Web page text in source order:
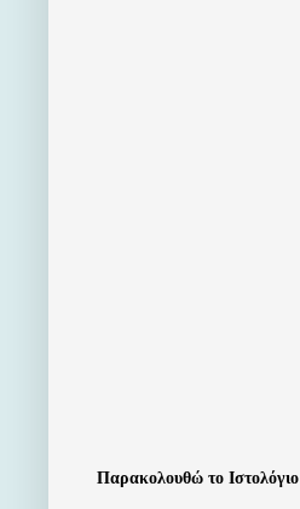
Παρακολουθώ το Ιστολόγιο